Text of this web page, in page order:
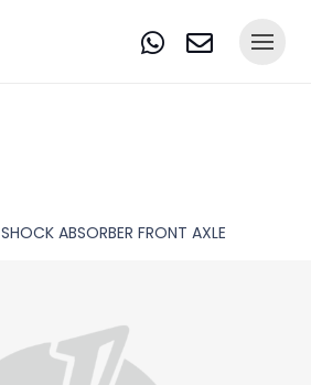
SHOCK ABSORBER FRONT AXLE